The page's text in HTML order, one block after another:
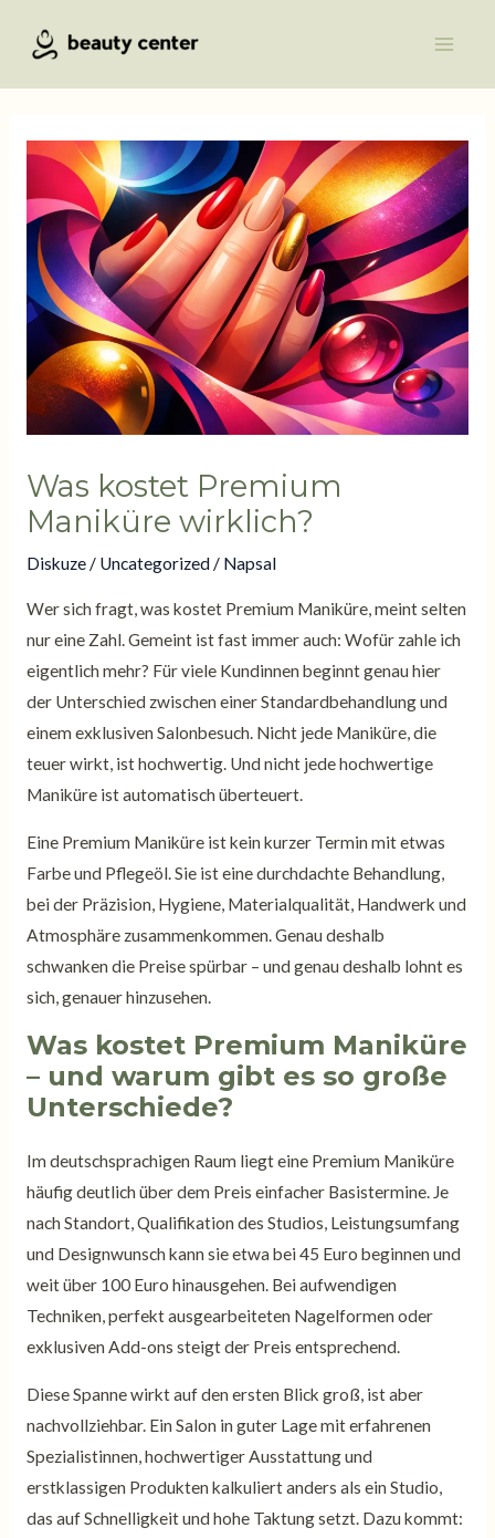
Was kostet Premium
Maniküre wirklich?
Diskuze/ Uncategorized/ Napsal
Wer sich fragt, was kostet Premium Maniküre, meint selten
nur eine Zahl. Gemeint ist fast immer auch: Wofür zahle ich
eigentlich mehr? Für viele Kundinnen beginnt genau hier
der Unterschied zwischen einer Standardbehandlung und
einem exklusiven Salonbesuch. Nicht jede Maniküre, die
teuer wirkt, ist hochwertig. Und nicht jede hochwertige
Maniküre ist automatisch überteuert.
Eine Premium Maniküre ist kein kurzer Termin mit etwas
Farbe und Pflegeöl. Sie ist eine durchdachte Behandlung,
bei der Präzision, Hygiene, Materialqualität, Handwerk und
Atmosphäre zusammenkommen. Genau deshalb
schwanken die Preise spürbar – und genau deshalb lohnt es
sich, genauer hinzusehen.
Was kostet Premium Maniküre
– und warum gibt es so große
Unterschiede?
Im deutschsprachigen Raum liegt eine Premium Maniküre
häufig deutlich über dem Preis einfacher Basistermine. Je
nach Standort, Qualifikation des Studios, Leistungsumfang
und Designwunsch kann sie etwa bei 45 Euro beginnen und
weit über 100 Euro hinausgehen. Bei aufwendigen
Techniken, perfekt ausgearbeiteten Nagelformen oder
exklusiven Add-ons steigt der Preis entsprechend.
Diese Spanne wirkt auf den ersten Blick groß, ist aber
nachvollziehbar. Ein Salon in guter Lage mit erfahrenen
Spezialistinnen, hochwertiger Ausstattung und
erstklassigen Produkten kalkuliert anders als ein Studio,
das auf Schnelligkeit und hohe Taktung setzt. Dazu kommt: